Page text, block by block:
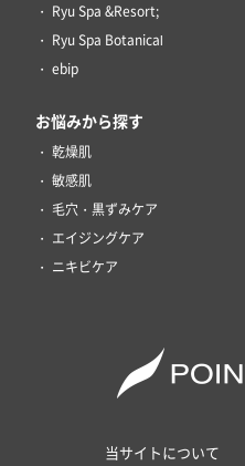
Ryu Spa &Resort;
Ryu Spa Botanical
ebip
お悩みから探す
乾燥肌
敏感肌
毛穴・黒ずみケア
エイジングケア
ニキビケア
当サイトについて